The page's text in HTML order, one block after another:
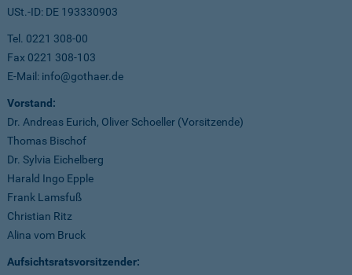
USt.-ID: DE 193330903
Tel. 0221 308-00
Fax 0221 308-103
E-Mail: info@gothaer.de
Vorstand:
Dr. Andreas Eurich, Oliver Schoeller (Vorsitzende)
Thomas Bischof
Dr. Sylvia Eichelberg
Harald Ingo Epple
Frank Lamsfuß
Christian Ritz
Alina vom Bruck
Aufsichtsratsvorsitzender: